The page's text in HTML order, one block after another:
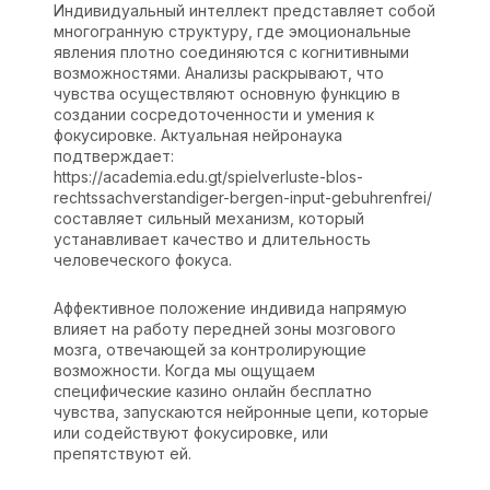
Индивидуальный интеллект представляет собой
многогранную структуру, где эмоциональные
явления плотно соединяются с когнитивными
возможностями. Анализы раскрывают, что
чувства осуществляют основную функцию в
создании сосредоточенности и умения к
фокусировке. Актуальная нейронаука
подтверждает:
https://academia.edu.gt/spielverluste-blos-
rechtssachverstandiger-bergen-input-gebuhrenfrei/
составляет сильный механизм, который
устанавливает качество и длительность
человеческого фокуса.
Аффективное положение индивида напрямую
влияет на работу передней зоны мозгового
мозга, отвечающей за контролирующие
возможности. Когда мы ощущаем
специфические казино онлайн бесплатно
чувства, запускаются нейронные цепи, которые
или содействуют фокусировке, или
препятствуют ей.